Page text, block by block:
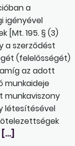
a
igényével
[Mt. 195. § (3)
a szerződést
(felelősségét)
az adott
munkaideje
létesítésével
[…]